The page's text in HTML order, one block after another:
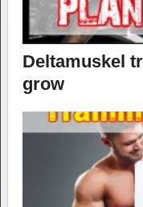
Deltamuskel
grow